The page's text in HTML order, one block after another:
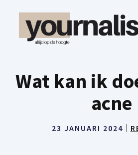
Wat kan ik
acne
23 JANUARI 2024